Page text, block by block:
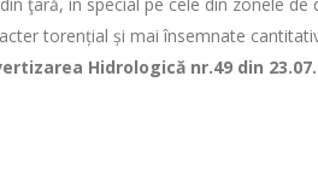
torențial și mai însemnate
Hidrologică nr.49 din